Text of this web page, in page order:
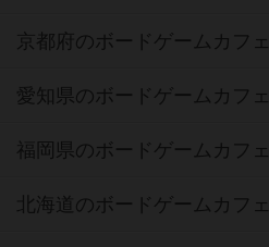
京都府のボードゲームカフェ
愛知県のボードゲームカフェ
福岡県のボードゲームカフェ
北海道のボードゲームカフェ